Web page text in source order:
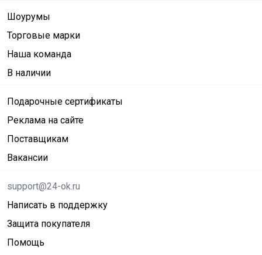
Шоурумы
Торговые марки
Наша команда
В наличии
Подарочные сертификаты
Реклама на сайте
Поставщикам
Вакансии
support@24-ok.ru
Написать в поддержку
Защита покупателя
Помощь